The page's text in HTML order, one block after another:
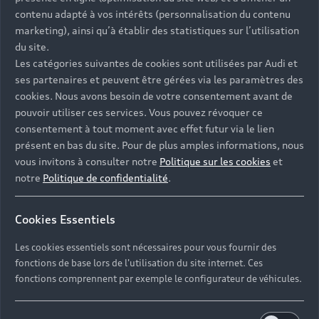
Informations et Service Clients
Accessibilité - Clients Sourds et Malentendants
Trouver mon Partenaire Audi
Berline
Avant
SUV électrique
SUV hybride
SUV
SUV compact
Financer mon Audi
Audi rent : location courte durée
Espace Client Audi Financial Services
Heycar
Voiture hybride
Voiture commerciale
Voiture de direction
SUV société
Achat véhicule de société
Flotte automobile
Entretenir et réparer mon Audi
Offres Après-Vente
Accessoires et équipements
Espace personnel myAudi
Informations client
Functions on Demand
Action de Service EA 189
Audi Assistance
Campagne de rappel Airbag Takata
Histoire du progrès
Notre vision
Nos technologies
myAudi experience
Carrières
© 2026 Audi France. Tous droits réservés.
Mentions légales
Politique sur les cookies
Gérer vos cookies
Politique de confidentialité
Système de lanceur d'alerte
Devis & RDV entretien en ligne
Opérateurs indépendants
Réseau Audi
Recevez toute l'actualité Audi
contenu adapté à vos intérêts (personnalisation du contenu
marketing), ainsi qu’à établir des statistiques sur l’utilisation
du site.
Les catégories suivantes de cookies sont utilisées par Audi et
ses partenaires et peuvent être gérées via les paramètres des
cookies. Nous avons besoin de votre consentement avant de
pouvoir utiliser ces services. Vous pouvez révoquer ce
consentement à tout moment avec effet futur via le lien
présent en bas du site. Pour de plus amples informations, nous
vous invitons à consulter notre Politique sur les cookies et
notre Politique de confidentialité.
Cookies Essentiels
Les cookies essentiels sont nécessaires pour vous fournir des
fonctions de base lors de l'utilisation du site internet. Ces
fonctions comprennent par exemple le configurateur de véhicules.